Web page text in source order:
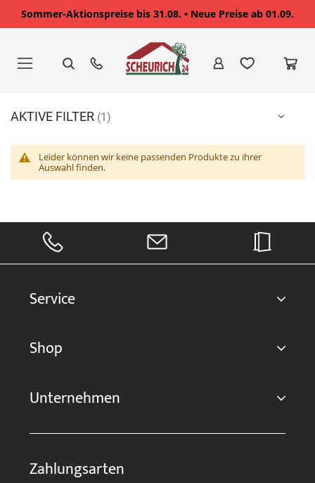
Sommer-Aktionspreise bis 31.08. • Neue Preise ab 01.09.
springen
Leider können wir keine passenden Produkte zu ihrer
Auswahl finden.
AKTIVE FILTER
Service
Shop
Unternehmen
Zahlungsarten